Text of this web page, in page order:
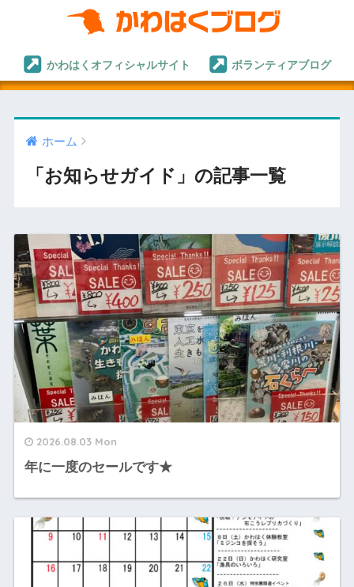
かわはくオフィシャルサイト ボランティアブログ
ホーム
「お知らせガイド」の記事一覧
2026.08.03 Mon
年に一度のセールです★